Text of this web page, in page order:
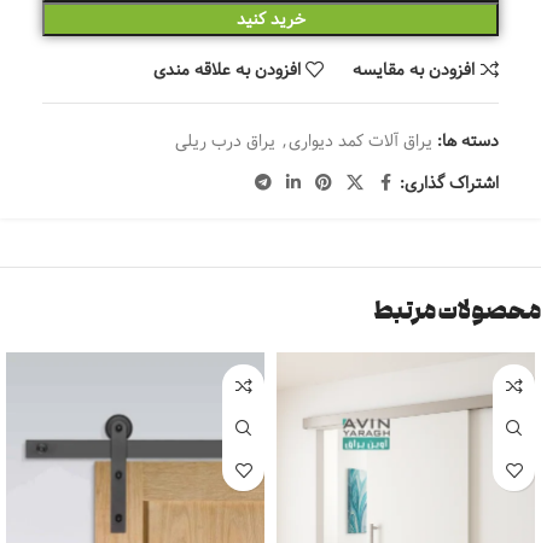
خرید کنید
افزودن به مقایسه
افزودن به علاقه مندی
دسته ها: یراق آلات کمد دیواری, یراق درب ریلی
اشتراک گذاری:
محصولات مرتبط